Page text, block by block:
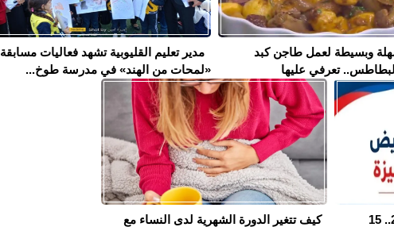
وبسيطة لعمل طاجن كبد
تعرفي عليها
مدير تعليم القليوبية تشهد فعاليات مسابقة
«لمحات من الهند» في مدرسة طوخ...
مدارس التمريض في الجيزة 2026.. 15
كيف تتغير الدورة الشهرية لدى النساء مع